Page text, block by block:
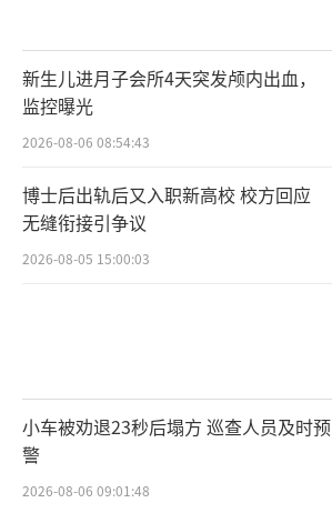
新生儿进月子会所4天突发颅内出血，
监控曝光
2026-08-06 08:54:43
博士后出轨后又入职新高校 校方回应
无缝衔接引争议
2026-08-05 15:00:03
小车被劝退23秒后塌方 巡查人员及时预
警
2026-08-06 09:01:48